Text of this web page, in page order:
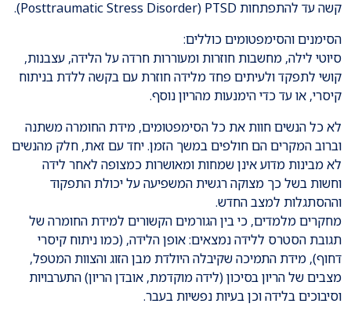
קשה עד להתפתחות Posttraumatic Stress Disorder) PTSD).
הסימנים והסימפטומים כוללים:
סיוטי לילה, מחשבות חוזרות ומעוררות חרדה על הלידה, עצבנות,
קושי לתפקד ולעיתים פחד מלידה חוזרת עם בקשה ללדת בניתוח
קיסרי, או עד כדי הימנעות מהריון נוסף.
לא כל הנשים חוות את כל הסימפטומים, מידת החומרה משתנה
וברוב המקרים הם חולפים במשך הזמן. יחד עם זאת, חלק מהנשים
לא מבינות מדוע אינן שמחות ומאושרות כמצופה לאחר לידה
וחשות בשל כך מצוקה רגשית המשפיעה על יכולת התפקוד
וההסתגלות למצב החדש.
מחקרים מלמדים, כי בין הגורמים הקשורים למידת החומרה של
תגובת הסטרס ללידה נמצאים: אופן הלידה, (כמו ניתוח קיסרי
דחוף), מידת התמיכה שקיבלה היולדת מבן הזוג והצוות המטפל,
מצבים של הריון בסיכון (לידה מוקדמת, אובדן הריון) התערבויות
וסיבוכים בלידה וכן בעיות נפשיות בעבר.